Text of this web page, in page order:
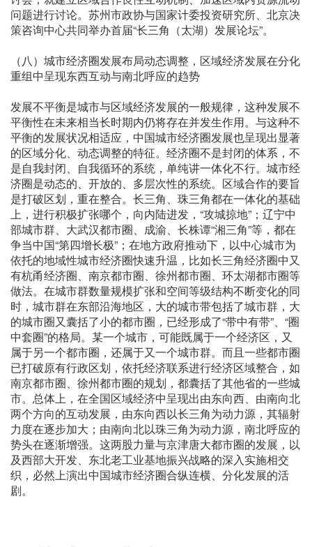
问题进行讨论。苏州市政协与国家计委投资研究所、北京决
策咨询中心共同举办首届“长三角（太湖）发展论坛”。
（八）城市经济圈发展布局动态调整，区域经济发展在分化
重组中呈现东西互动与南北呼应的趋势
发展不平衡是城市与区域经济发展的一般规律，这种发展不
平衡性在未来相当长时期内仍将存在并发生作用。与这种不
平衡的发展状况相适应，中国城市经济圈发展也呈现出显著
的区域分化、动态调整的特征。经济圈不是封闭的体系，不
是自我封闭、自我循环的系统，单纯讲一体化不行。城市经
济圈是动态的、开放的、多层次性的系统。区域合作的要旨
是打破区划，重在整合。长三角、珠三角都在一体化的基础
上，进行积极扩张哪个，向内陆进发，“攻城掠地”；辽宁中
部城市群、大武汉都市圈、成渝、长株谭“湘三角”等，都在
争当中国“第四增长极”；在地方政府推动下，以中心城市为
依托的地域性城市经济圈快速升温，比如长三角经济圈中又
有杭甬经济圈、南京都市圈、徐州都市圈、环太湖都市圈等
做法。在城市群数量规模扩张和空间等级结构不断变化的同
时，城市群在东部沿海地区，大的城市带包括了城市群，大
的城市圈又囊括了小的都市圈，已经形成了“带中有带”、“圈
中套圈”的格局。某一个城市，可能既属于一个经济区，又
属于另一个都市圈，还属于又一个城市群。而且一些都市圈
已打破原有行政区划，依托经济联系进行经济区域整合，如
南京都市圈、徐州都市圈的规划，都囊括了其他省的一些城
市。总体上，在全国区域经济中呈现出由东向西、由南向北
两个方向的互动发展，由东向西以长三角为动力源，其辐射
力度在逐步加大；由南向北以珠三角为动力源，南北呼应的
势头在逐渐增强。这两股力量与京津唐大都市圈的发展，以
及西部大开发、东北老工业基地振兴战略的深入实施相交
织，必然上演出中国城市经济圈合纵连横、分化发展的活
剧。